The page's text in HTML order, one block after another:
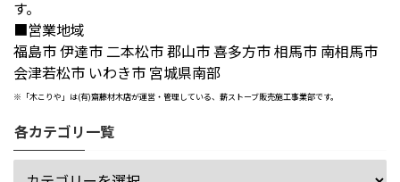
す。
■営業地域
福島市 伊達市 二本松市 郡山市 喜多方市 相馬市 南相馬市
会津若松市 いわき市 宮城県南部
※「木こりや」は(有)齋藤材木店が運営・管理している、薪ストーブ販売施工事業部です。
各カテゴリ一覧